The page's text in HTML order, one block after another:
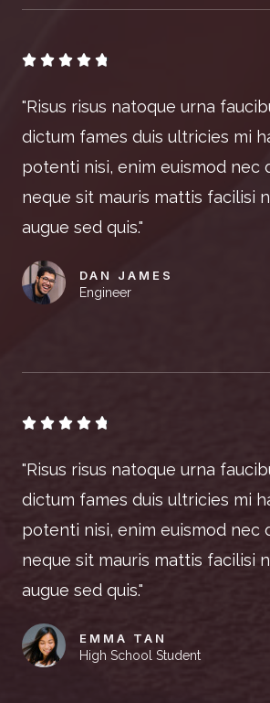
    
"Risus risus natoque urna
dictum fames duis ultricies mi
potenti nisi, enim euismod nec
neque sit mauris mattis facilisi
augue sed quis."
DAN JAMES
Engineer
    
"Risus risus natoque urna
dictum fames duis ultricies mi
potenti nisi, enim euismod nec
neque sit mauris mattis facilisi
augue sed quis."
EMMA TAN
High School Student